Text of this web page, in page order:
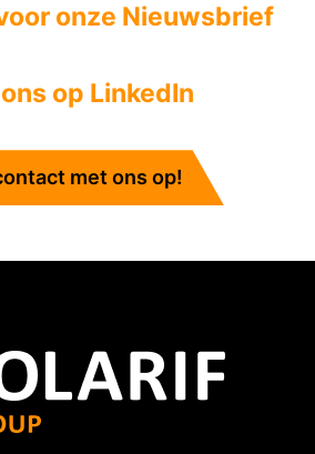
onze Nieuwsbrief
op LinkedIn
met ons op!